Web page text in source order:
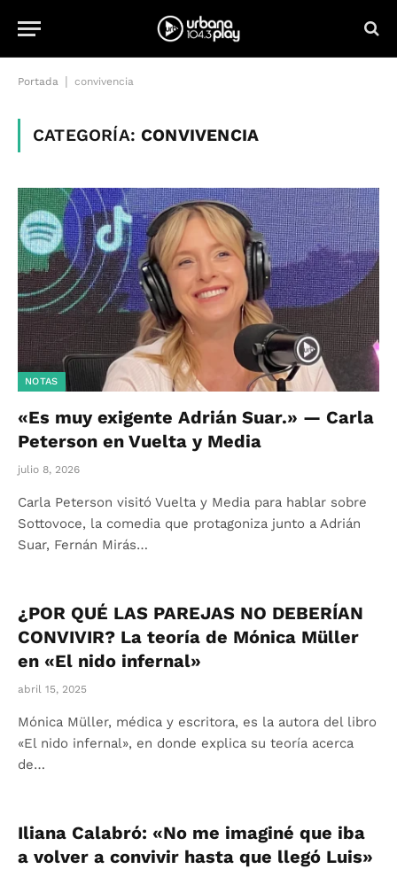
Portada convivencia
CATEGORÍA:CONVIVENCIA
NOTAS
«Es muy exigente Adrián Suar.» — Carla
Peterson en Vuelta y Media
julio 8, 2026
Carla Peterson visitó Vuelta y Media para hablar sobre
Sottovoce, la comedia que protagoniza junto a Adrián
Suar, Fernán Mirás…
¿POR QUÉ LAS PAREJAS NO DEBERÍAN
CONVIVIR? La teoría de Mónica Müller
en «El nido infernal»
abril 15, 2025
Mónica Müller, médica y escritora, es la autora del libro
«El nido infernal», en donde explica su teoría acerca
de…
Iliana Calabró: «No me imaginé que iba
a volver a convivir hasta que llegó Luis»